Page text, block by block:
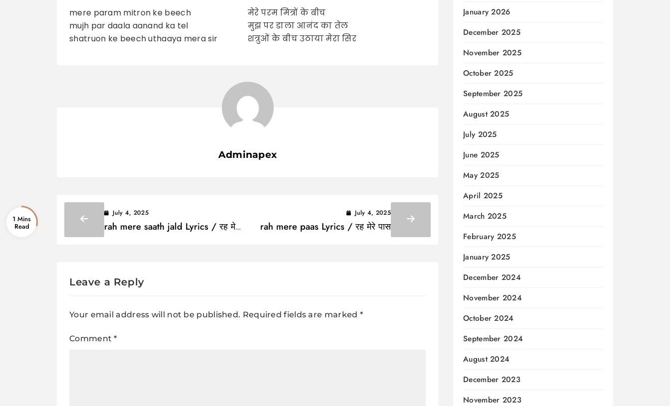
mere param mitron ke beech
mujh par daala aanand ka tel
shatruon ke beech uthaaya mera sir
मेरे परम मित्रों के बीच
मुझ पर डाला आनंद का तेल
शत्रुओं के बीच उठाया मेरा सिर
Adminapex
July 4, 2025
rah mere saath jald Lyrics / रह मेरे
July 4, 2025
rah mere paas Lyrics / रह मेरे पास
Leave a Reply
Your email address will not be published. Required fields are marked *
Comment*
1 Mins
January 2026
December 2025
November 2025
October 2025
September 2025
August 2025
July 2025
June 2025
May 2025
April 2025
March 2025
February 2025
January 2025
December 2024
November 2024
October 2024
September 2024
August 2024
December 2023
November 2023